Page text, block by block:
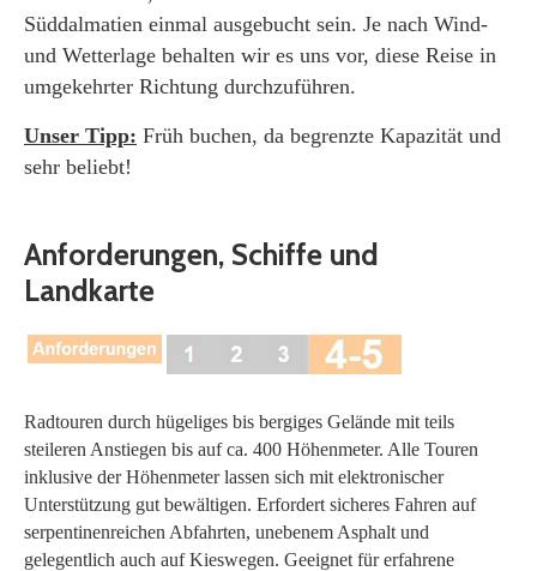
Süddalmatien einmal ausgebucht sein. Je nach Wind-
und Wetterlage behalten wir es uns vor, diese Reise in
umgekehrter Richtung durchzuführen.
Unser Tipp: Früh buchen, da begrenzte Kapazität und
sehr beliebt!
Anforderungen, Schiffe und
Landkarte
Radtouren durch hügeliges bis bergiges Gelände mit teils
steileren Anstiegen bis auf ca. 400 Höhenmeter. Alle Touren
inklusive der Höhenmeter lassen sich mit elektronischer
Unterstützung gut bewältigen. Erfordert sicheres Fahren auf
serpentinenreichen Abfahrten, unebenem Asphalt und
gelegentlich auch auf Kieswegen. Geeignet für erfahrene